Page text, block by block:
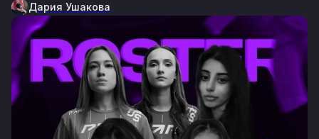
Дария Ушакова